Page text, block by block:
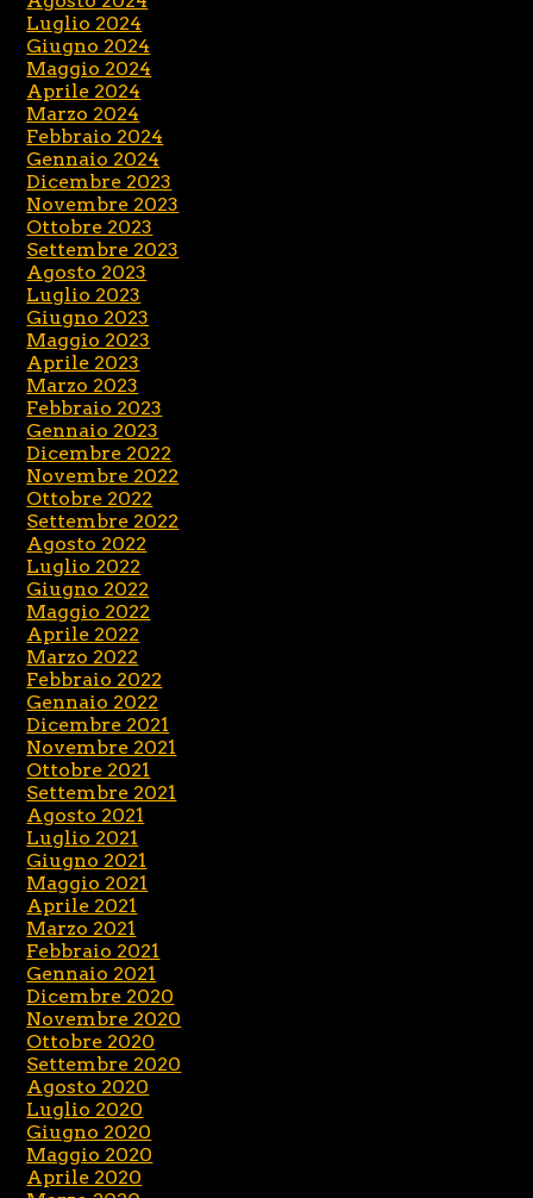
Luglio 2024
Giugno 2024
Maggio 2024
Aprile 2024
Marzo 2024
Febbraio 2024
Gennaio 2024
Dicembre 2023
Novembre 2023
Ottobre 2023
Settembre 2023
Agosto 2023
Luglio 2023
Giugno 2023
Maggio 2023
Aprile 2023
Marzo 2023
Febbraio 2023
Gennaio 2023
Dicembre 2022
Novembre 2022
Ottobre 2022
Settembre 2022
Agosto 2022
Luglio 2022
Giugno 2022
Maggio 2022
Aprile 2022
Marzo 2022
Febbraio 2022
Gennaio 2022
Dicembre 2021
Novembre 2021
Ottobre 2021
Settembre 2021
Agosto 2021
Luglio 2021
Giugno 2021
Maggio 2021
Aprile 2021
Marzo 2021
Febbraio 2021
Gennaio 2021
Dicembre 2020
Novembre 2020
Ottobre 2020
Settembre 2020
Agosto 2020
Luglio 2020
Giugno 2020
Maggio 2020
Aprile 2020